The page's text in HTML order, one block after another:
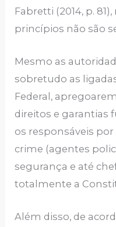
Fabretti (2014, p.
princípios não são
Mesmo as
sobretudo as
Federal,
direitos e garantias
os responsáveis
crime (agentes
segurança e até
totalmente a
Além disso, de